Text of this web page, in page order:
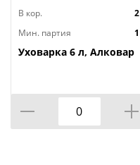
В кор.
2
Мин. партия
1
Уховарка 6 л, Алковар